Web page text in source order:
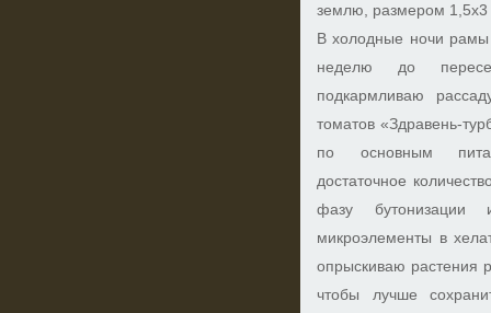
землю, размером
В холодные ночи рамы
неделю до
подкармливаю
томатов «Здравень-
по основным
достаточное
фазу
микроэлементы в
опрыскиваю растения
чтобы лучше